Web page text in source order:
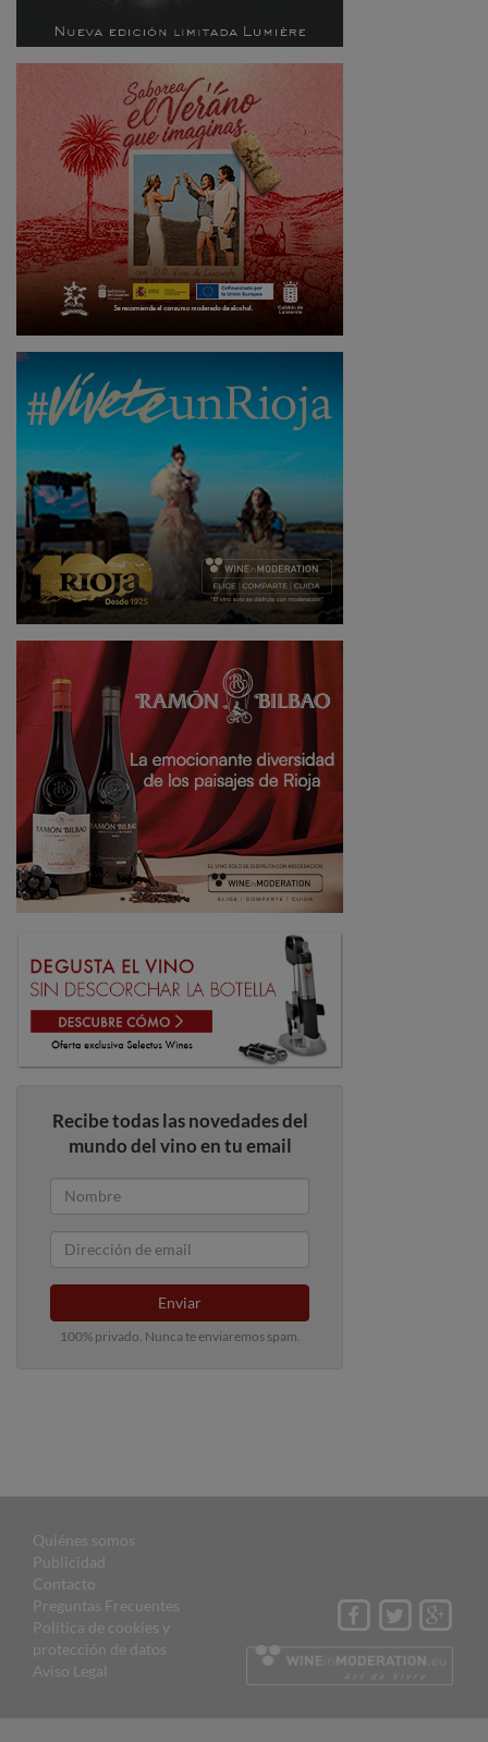
Recibe todas las novedades del
mundo del vino en tu email
Enviar
100% privado. Nunca te enviaremos spam.
Quiénes somos
Publicidad
Contacto
Preguntas Frecuentes
Política de cookies y
protección de datos
Aviso Legal